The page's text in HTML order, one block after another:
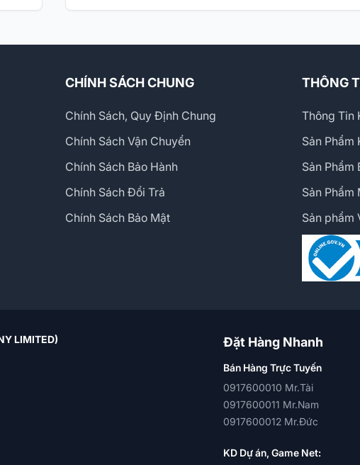
CHÍNH SÁCH CHUNG
Chính Sách, Quy Định Chung
Chính Sách Vận Chuyển
Chính Sách Bảo Hành
Chính Sách Đổi Trả
Chính Sách Bảo Mật
THÔNG
Thông Tin
Sản Phẩm
Sản Phẩm
Sản Phẩm
Sản phẩm
LIMITED)
Đặt Hàng Nhanh
Bán Hàng Trực Tuyến
0917600010 Mr.Tài
0917600011 Mr.Nam
0917600012 Mr.Đức
KD Dự án, Game Net: